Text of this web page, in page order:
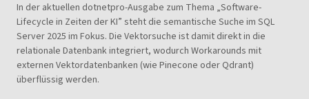
In der aktuellen dotnetpro-Ausgabe zum Thema „Software-
Lifecycle in Zeiten der KI” steht die semantische Suche im SQL
Server 2025 im Fokus. Die Vektorsuche ist damit direkt in die
relationale Datenbank integriert, wodurch Workarounds mit
externen Vektordatenbanken (wie Pinecone oder Qdrant)
überflüssig werden.